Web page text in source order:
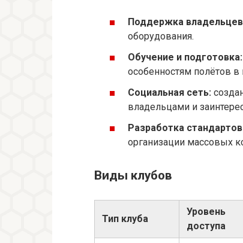
Поддержка
оборудования.
Обучение и подготовка:
особенностям полётов в
Социальная сеть:
владельцами и
Разработка
организации массовых
Виды клубов
Тип клуба
Уровень
доступа